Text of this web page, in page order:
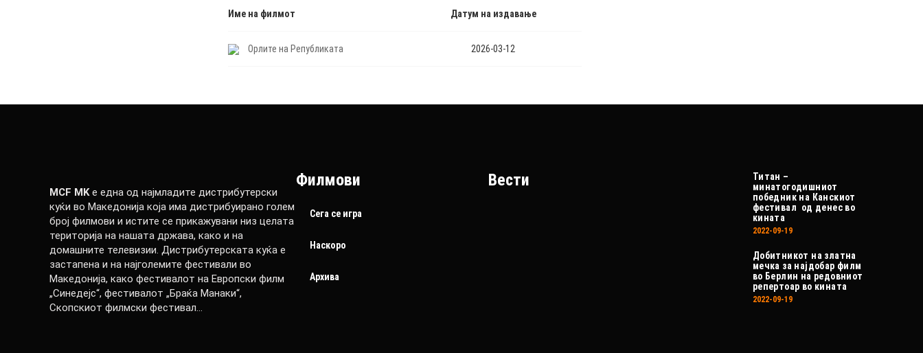
Име на филмот Датум на издавање
Орлите на Републиката 2026-03-12
MCF MKе една од најмладите дистрибутерски
куќи во Македонија која има дистрибуирано голем
број филмови и истите се прикажувани низ целата
територија на нашата држава, како и на
домашните телевизии. Дистрибутерската куќа е
застапена и на најголемите фестивали во
Македонија, како фестивалот на Европски филм
„Синедејс“, фестивалот „Браќа Манаки“,
Скопскиот филмски фестивал…
Филмови
Сега се игра
Наскоро
Архива
Вести
Титан –
минатогодишниот
победник на Канскиот
фестивал од денес во
кината
2022-09-19
Добитникот на златна
мечка за најдобар филм
во Берлин на редовниот
репертоар во кината
2022-09-19